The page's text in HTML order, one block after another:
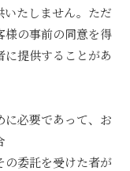
たしません。ただ
様の事前の同意を得
提供することがあ
に必要であって、お
の委託を受けた者が